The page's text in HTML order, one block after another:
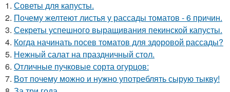
1. Советы для капусты.
2. Почему желтеют листья у рассады томатов - 6 причин.
3. Секреты успешного выращивания пекинской капусты.
4. Когда начинать посев томатов для здоровой рассады?
5. Нежный салат на праздничный стол.
6. Отличные пучковые сорта огурцов:
7. Вот почему можно и нужно употреблять сырую тыкву!